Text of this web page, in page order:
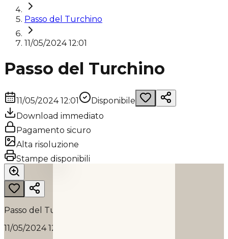
Passo del Turchino
11/05/2024 12:01
Passo del Turchino
11/05/2024 12:01
Disponibile
Download immediato
Pagamento sicuro
Alta risoluzione
Stampe disponibili
Passo del Turchino
11/05/2024 12:01